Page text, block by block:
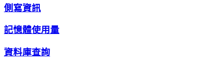
側寫資訊
記憶體使用量
資料庫查詢